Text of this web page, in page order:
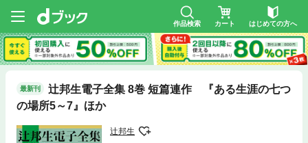
作品検索 カート はじめての方へ
最新刊
辻邦生電子全集 8巻 短篇連作 『ある生涯の七つ
の場所5～7』ほか
辻邦生